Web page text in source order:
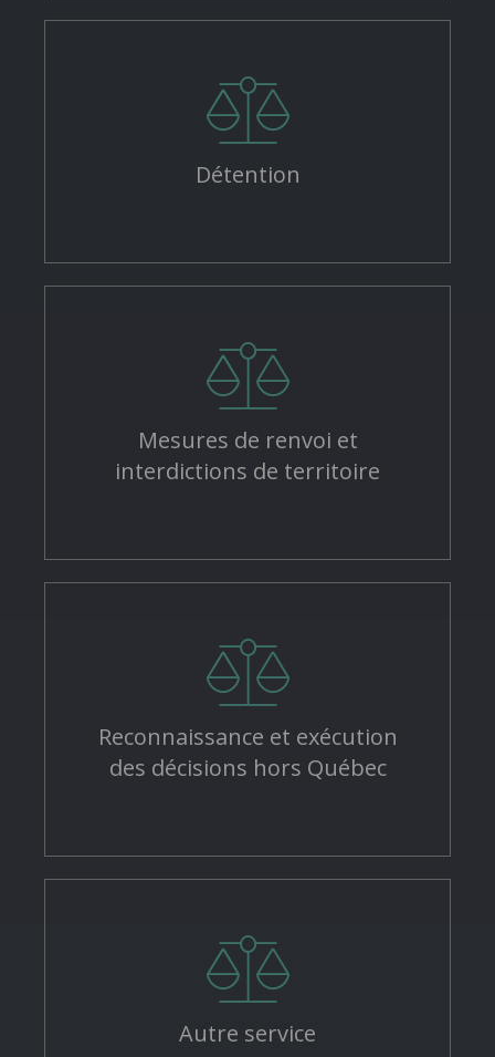
Détention
Mesures de renvoi et
interdictions de territoire
Reconnaissance et exécution
des décisions hors Québec
Autre service